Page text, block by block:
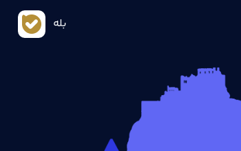
بله